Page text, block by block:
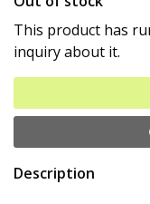
This product has
inquiry about it.
Description